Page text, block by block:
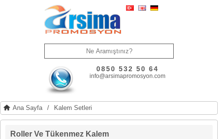
0850 532 50 64
info@arsimapromosyon.com
Ana Sayfa / Kalem Setleri
Roller Ve Tükenmez Kalem